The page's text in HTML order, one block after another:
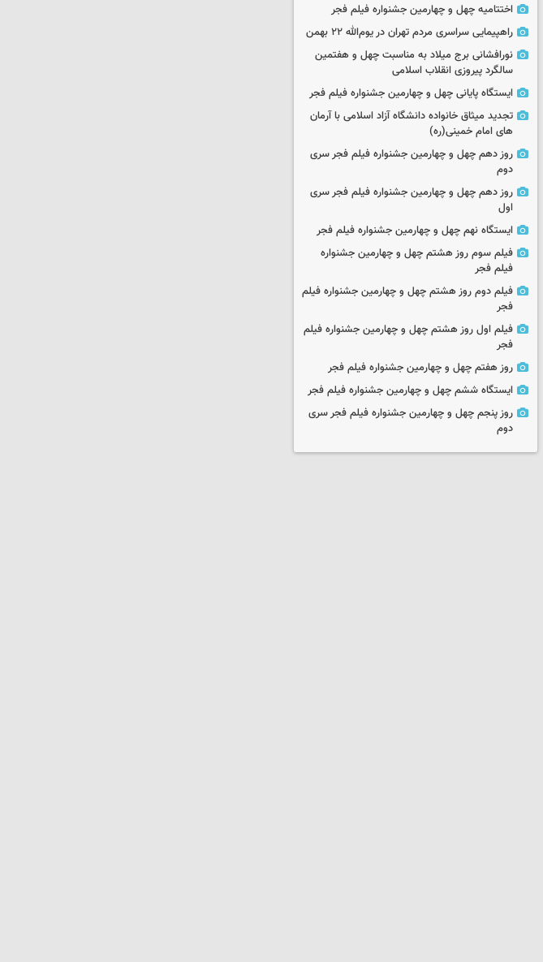
اختتامیه چهل و چهارمین جشنواره فیلم فجر
راهپیمایی سراسری مردم تهران در یوم‌الله ۲۲ بهمن
نورافشانی برج میلاد به مناسبت چهل‌ و هفتمین
سالگرد پیروزی انقلاب اسلامی
ایستگاه پایانی چهل و چهارمین جشنواره فیلم فجر
تجدید میثاق خانواده دانشگاه آزاد اسلامی با آرمان
های امام خمینی(ره)
روز دهم چهل و چهارمین جشنواره فیلم فجر سری
دوم
روز دهم چهل و چهارمین جشنواره فیلم فجر سری
اول
ایستگاه نهم چهل و چهارمین جشنواره فیلم فجر
فیلم سوم روز هشتم چهل و چهارمین جشنواره
فیلم فجر
فیلم دوم روز هشتم چهل و چهارمین جشنواره فیلم
فجر
فیلم اول روز هشتم چهل و چهارمین جشنواره فیلم
فجر
روز هفتم چهل و چهارمین جشنواره فیلم فجر
ایستگاه ششم چهل و چهارمین جشنواره فیلم فجر
روز پنجم چهل و چهارمین جشنواره فیلم فجر سری
دوم